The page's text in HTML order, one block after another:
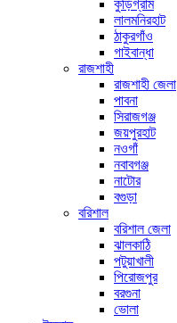
কুড়িগ্রাম
লালমনিরহাট
ঠাকুরগাঁও
গাইবান্ধা
রাজশাহী
রাজশাহী জেলা
পাবনা
সিরাজগঞ্জ
জয়পুরহাট
নওগাঁ
নবাবগঞ্জ
নাটোর
বগুড়া
বরিশাল
বরিশাল জেলা
ঝালকাঠি
পটুয়াখালী
পিরোজপুর
বরগুনা
ভোলা